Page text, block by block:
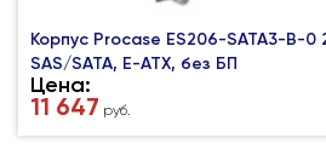
Корпус Procase ES206-SATA3-B-0
SAS/SATA, E-ATX, без БП
Цена:
11 647 руб.